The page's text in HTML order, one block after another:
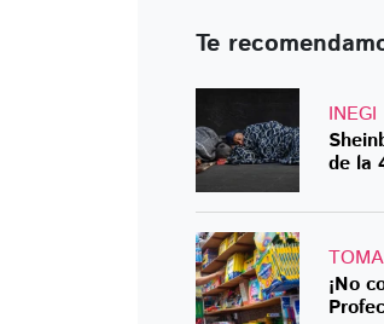
Te
INEGI
de la
¡No